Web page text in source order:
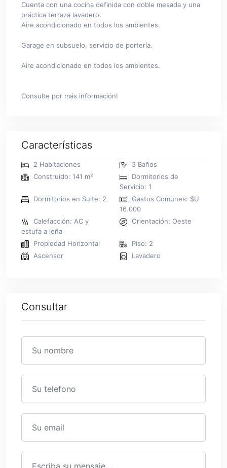
Cuenta con una cocina definida con doble mesada y una
práctica terraza lavadero.
Aire acondicionado en todos los ambientes.
Garage en subsuelo, servicio de portería.
Aire acondicionado en todos los ambientes.
Consulte por más información!
Características
2 Habitaciones
3 Baños
Construido: 141 m²
Dormitorios de
Servicio: 1
Dormitorios en Suite: 2
Gastos Comunes: $U
16.000
Calefacción: AC y
estufa a leña
Orientación: Oeste
Propiedad Horizontal
Piso: 2
Ascensor
Lavadero
Consultar